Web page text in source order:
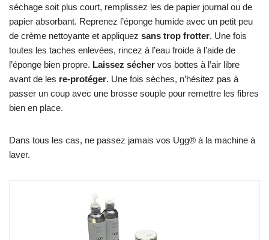
séchage soit plus court, remplissez les de papier journal ou de
papier absorbant. Reprenez l’éponge humide avec un petit peu
de crème nettoyante et appliquez sans trop frotter. Une fois
toutes les taches enlevées, rincez à l’eau froide à l’aide de
l’éponge bien propre. Laissez sécher vos bottes à l’air libre
avant de les re-protéger. Une fois sèches, n’hésitez pas à
passer un coup avec une brosse souple pour remettre les fibres
bien en place.
Dans tous les cas, ne passez jamais vos Ugg® à la machine à
laver.